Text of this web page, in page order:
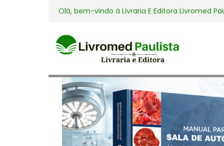
Olá, bem-vindo à Livraria E Editora Livromed